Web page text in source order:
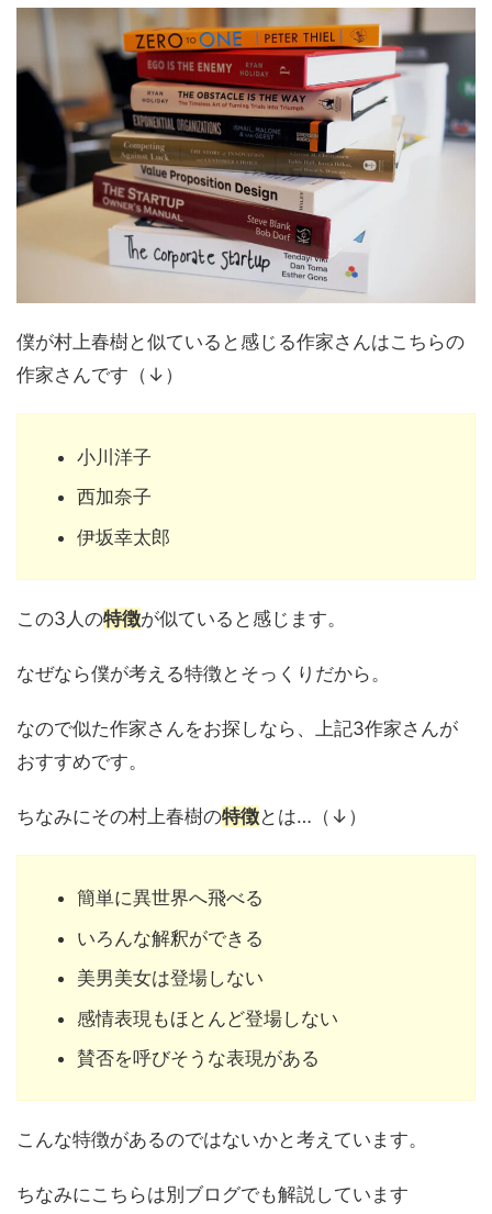
僕が村上春樹と似ていると感じる作家さんはこちらの
作家さんです（↓）
小川洋子
西加奈子
伊坂幸太郎
この3人の特徴が似ていると感じます。
なぜなら僕が考える特徴とそっくりだから。
なので似た作家さんをお探しなら、上記3作家さんが
おすすめです。
ちなみにその村上春樹の特徴とは…（↓）
簡単に異世界へ飛べる
いろんな解釈ができる
美男美女は登場しない
感情表現もほとんど登場しない
賛否を呼びそうな表現がある
こんな特徴があるのではないかと考えています。
ちなみにこちらは別ブログでも解説しています